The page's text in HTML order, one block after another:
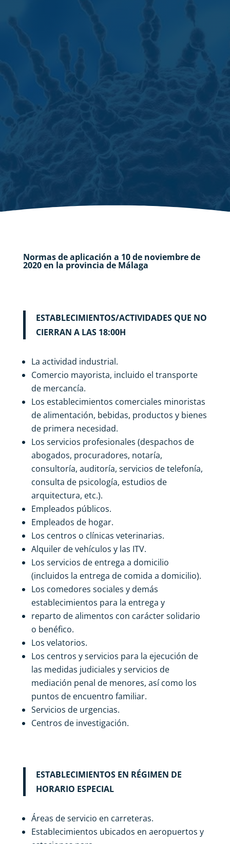
Normas de aplicación a 10 de noviembre de
2020 en la provincia de Málaga
ESTABLECIMIENTOS/ACTIVIDADES QUE NO
CIERRAN A LAS 18:00H
La actividad industrial.
Comercio mayorista, incluido el transporte
de mercancía.
Los establecimientos comerciales minoristas
de alimentación, bebidas, productos y bienes
de primera necesidad.
Los servicios profesionales (despachos de
abogados, procuradores, notaría,
consultoría, auditoría, servicios de telefonía,
consulta de psicología, estudios de
arquitectura, etc.).
Empleados públicos.
Empleados de hogar.
Los centros o clínicas veterinarias.
Alquiler de vehículos y las ITV.
Los servicios de entrega a domicilio
(incluidos la entrega de comida a domicilio).
Los comedores sociales y demás
establecimientos para la entrega y
reparto de alimentos con carácter solidario
o benéfico.
Los velatorios.
Los centros y servicios para la ejecución de
las medidas judiciales y servicios de
mediación penal de menores, así como los
puntos de encuentro familiar.
Servicios de urgencias.
Centros de investigación.
ESTABLECIMIENTOS EN RÉGIMEN DE
HORARIO ESPECIAL
Áreas de servicio en carreteras.
Establecimientos ubicados en aeropuertos y